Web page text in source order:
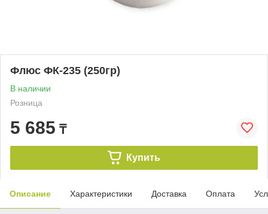
Флюс ФК-235 (250гр)
В наличии
Розница
5 685 ₸
Купить
Описание Характеристики Доставка Оплата